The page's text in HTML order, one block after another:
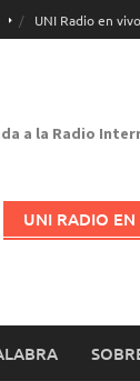
UNI Radio en vivo
a la Radio
UNI RADIO EN